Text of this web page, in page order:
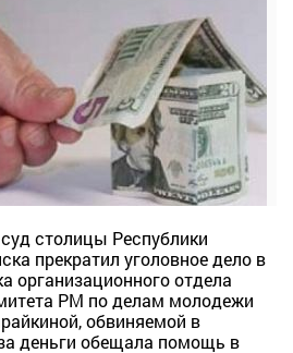
столицы Республики
прекратил уголовное дело в
организационного отдела
РМ по делам молодежи
обвиняемой в
деньги обещала помощь в